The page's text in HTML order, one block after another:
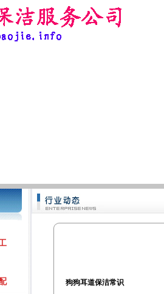
狗狗耳道保洁常识